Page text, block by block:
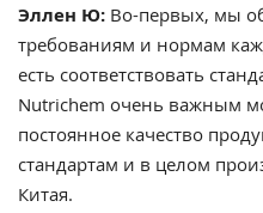
Эллен Ю: Во-первых, мы
требованиям и нормам
есть соответствовать
Nutrichem очень важным
постоянное качество
стандартам и в целом
Китая.